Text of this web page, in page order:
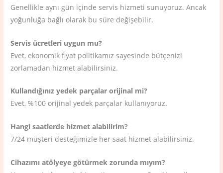
Genellikle aynı gün içinde servis hizmeti sunuyoruz. Ancak
yoğunluğa bağlı olarak bu süre değişebilir.
Servis ücretleri uygun mu?
Evet, ekonomik fiyat politikamız sayesinde bütçenizi
zorlamadan hizmet alabilirsiniz.
Kullandığınız yedek parçalar orijinal mi?
Evet, %100 orijinal yedek parçalar kullanıyoruz.
Hangi saatlerde hizmet alabilirim?
7/24 müşteri desteğimizle her saat hizmet alabilirsiniz.
Cihazımı atölyeye götürmek zorunda mıyım?